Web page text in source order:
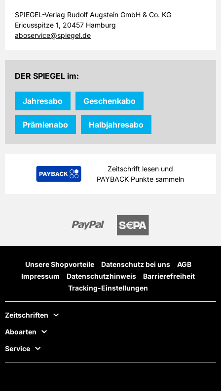
SPIEGEL-Verlag Rudolf Augstein GmbH & Co. KG
Ericusspitze 1, 20457 Hamburg
aboservice@spiegel.de
DER SPIEGEL im:
Jahresabo Geschenkabo
Prämienabo Halbjahresabo
Zeitschrift lesen und
PAYBACK Punkte sammeln
Unsere Shopvorteile Datenschutz bei uns
AGB
Impressum
Datenschutzhinweis
Barrierefreiheit
Tracking-Einstellungen
Zeitschriften
Aboarten
Service